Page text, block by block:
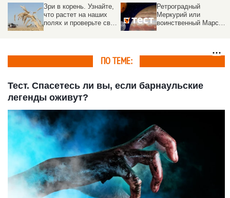
Зри в корень. Узнайте,
что растет на наших
полях и проверьте свое
Ретроградный
Меркурий или
воинственный Марс.
ПО ТЕМЕ:
Тест. Спасетесь ли вы, если барнаульские
легенды оживут?